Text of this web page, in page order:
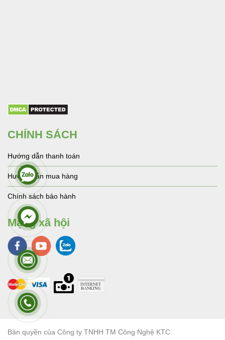
CHÍNH SÁCH
Hướng dẫn thanh toán
Hướng dẫn mua hàng
Chính sách bảo hành
Mạng xã hội
Bản quyền của Công ty TNHH TM Công Nghệ KTC